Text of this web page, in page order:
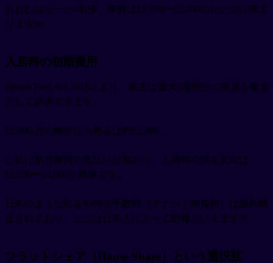
おおむねゾーン3前後、家賃は£1,700〜£2,300のレンジに収ま
ります👀
入居時の初期費用
Tenant Fees Act 2019により、家主は最大5週間分の家賃を敷金
として請求できます。
£2,000/月の物件なら敷金は約£2,308。
これに初月家賃の先払いが加わり、入居時の現金支出は
£2,500〜£4,000が標準です。
日本のような礼金や仲介手数料（テナント側負担）は原則禁
止されており、ここは日本人にとって朗報といえます🎉
フラットシェア（House Share）という選択肢